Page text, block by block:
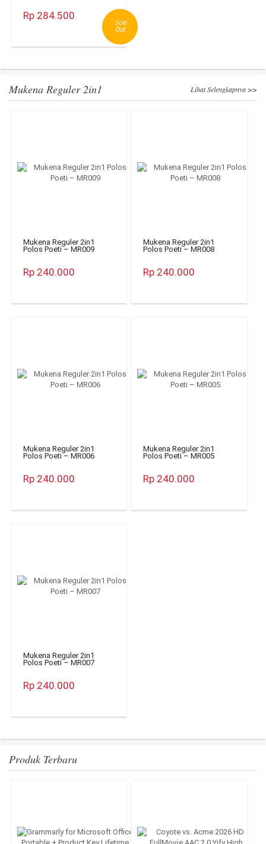
Sold
Out
Rp 284.500
Mukena Reguler 2in1 Lihat Selengkapnya >>
Mukena Reguler 2in1
Polos Poeti – MR009
Rp 240.000
Mukena Reguler 2in1
Polos Poeti – MR008
Rp 240.000
Mukena Reguler 2in1
Polos Poeti – MR006
Rp 240.000
Mukena Reguler 2in1
Polos Poeti – MR005
Rp 240.000
Mukena Reguler 2in1
Polos Poeti – MR007
Rp 240.000
Produk Terbaru